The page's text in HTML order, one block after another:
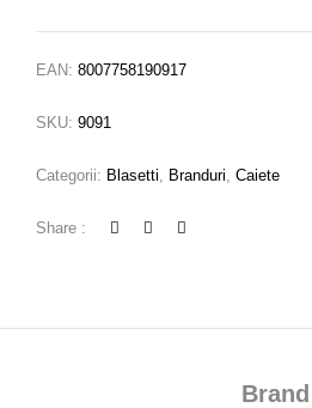
EAN: 8007758190917
SKU: 9091
Categorii: Blasetti Branduri Caiete
Share :
Brand